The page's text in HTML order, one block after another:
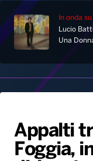
Home
Notizie
Gallery
Radio
In onda su
Lucio
Una
Appalti
Foggia,